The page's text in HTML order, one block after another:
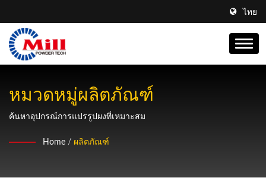
ไทย
หมวดหมู่ผลิตภัณฑ์
ค้นหาอุปกรณ์การแปรรูปผงที่เหมาะสม
Home / ผลิตภัณฑ์